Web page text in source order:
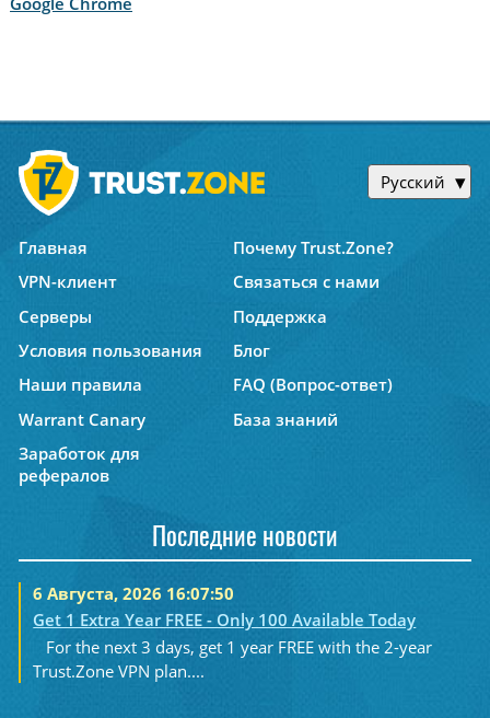
Русский
Главная
Почему Trust.Zone?
VPN-клиент
Связаться с нами
Серверы
Поддержка
Условия пользования
Блог
Наши правила
FAQ (Вопрос-ответ)
Warrant Canary
База знаний
Заработок для
рефералов
Последние новости
6 Августа, 2026 16:07:50
Get 1 Extra Year FREE - Only 100 Available Today
For the next 3 days, get 1 year FREE with the 2-year
Trust.Zone VPN plan....